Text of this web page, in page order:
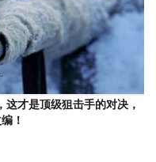
这才是顶级狙击手的对决，
！